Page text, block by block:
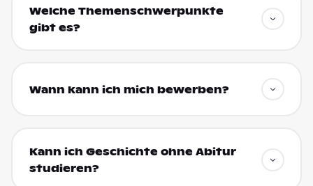
Welche Themenschwerpunkte
gibt es?
Wann kann ich mich bewerben?
Kann ich Geschichte ohne Abitur
studieren?